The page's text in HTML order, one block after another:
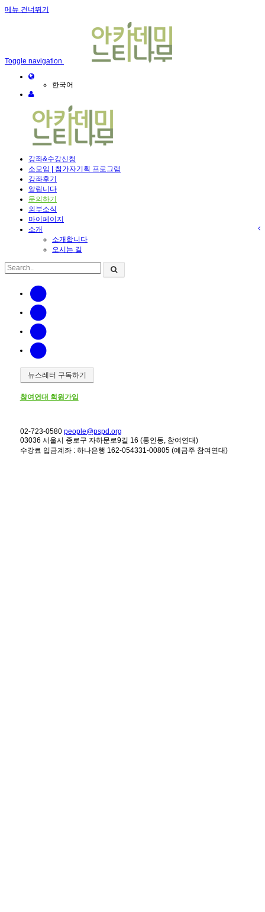
메뉴 건너뛰기
Toggle navigation
한국어
강좌&수강신청
소모임 | 참가자기획 프로그램
강좌후기
알립니다
문의하기
외부소식
마이페이지
소개
소개합니다
오시는 길
뉴스레터 구독하기
참여연대 회원가입
02-723-0580 people@pspd.org
03036 서울시 종로구 자하문로9길 16 (통인동, 참여연대)
수강료 입금계좌 : 하나은행 162-054331-00805 (예금주 참여연대)
Sketchbook5, 스케치북5
Sketchbook5, 스케치북5